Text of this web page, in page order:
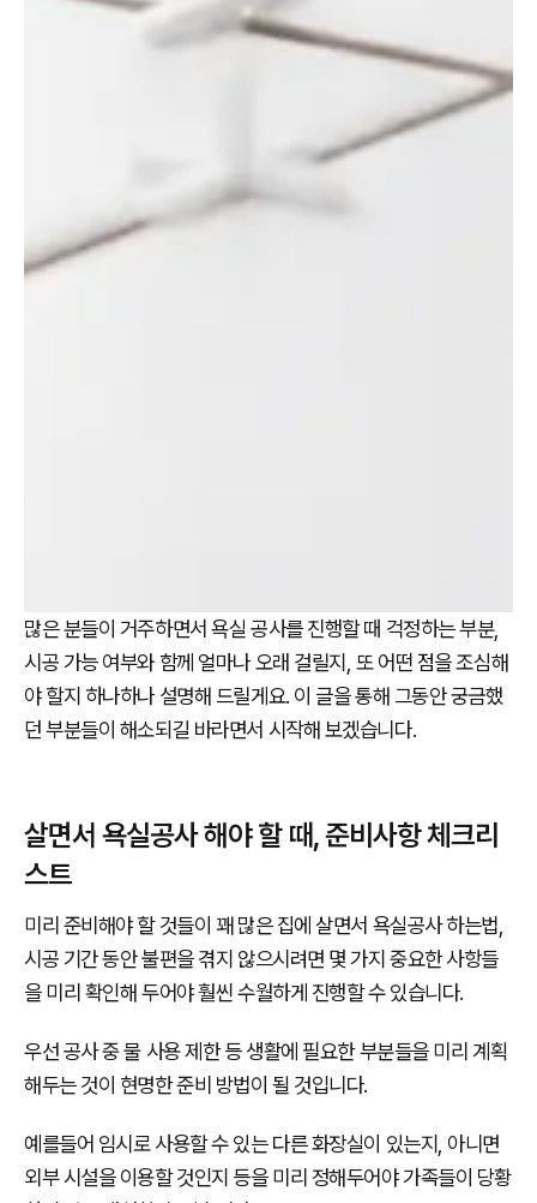
많은 분들이 거주하면서 욕실 공사를 진행할 때 걱정하는 부분,
시공 가능 여부와 함께 얼마나 오래 걸릴지, 또 어떤 점을 조심해
야 할지 하나하나 설명해 드릴게요. 이 글을 통해 그동안 궁금했
던 부분들이 해소되길 바라면서 시작해 보겠습니다.
살면서 욕실공사 해야 할 때, 준비사항 체크리
스트
미리 준비해야 할 것들이 꽤 많은 집에 살면서 욕실공사 하는법,
시공 기간 동안 불편을 겪지 않으시려면 몇 가지 중요한 사항들
을 미리 확인해 두어야 훨씬 수월하게 진행할 수 있습니다.
우선 공사 중 물 사용 제한 등 생활에 필요한 부분들을 미리 계획
해두는 것이 현명한 준비 방법이 될 것입니다.
예를들어 임시로 사용할 수 있는 다른 화장실이 있는지, 아니면
외부 시설을 이용할 것인지 등을 미리 정해두어야 가족들이 당황